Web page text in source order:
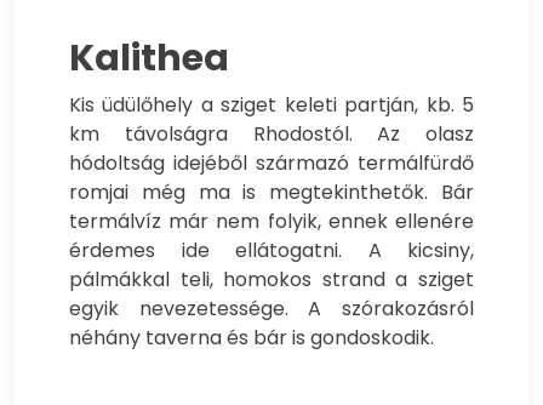
Kalithea
Kis üdülőhely a sziget keleti partján, kb. 5
km távolságra Rhodostól. Az olasz
hódoltság idejéből származó termálfürdő
romjai még ma is megtekinthetők. Bár
termálvíz már nem folyik, ennek ellenére
érdemes ide ellátogatni. A kicsiny,
pálmákkal teli, homokos strand a sziget
egyik nevezetessége. A szórakozásról
néhány taverna és bár is gondoskodik.